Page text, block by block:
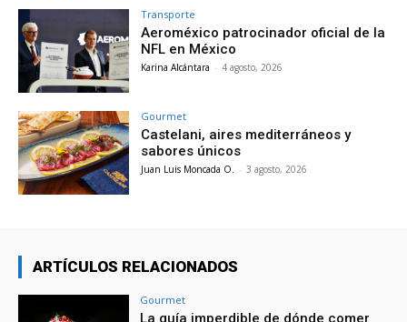
Transporte
Aeroméxico patrocinador oficial de la
NFL en México
Karina Alcántara - 4 agosto, 2026
Gourmet
Castelani, aires mediterráneos y
sabores únicos
Juan Luis Moncada O. - 3 agosto, 2026
ARTÍCULOS RELACIONADOS
Gourmet
La guía imperdible de dónde comer